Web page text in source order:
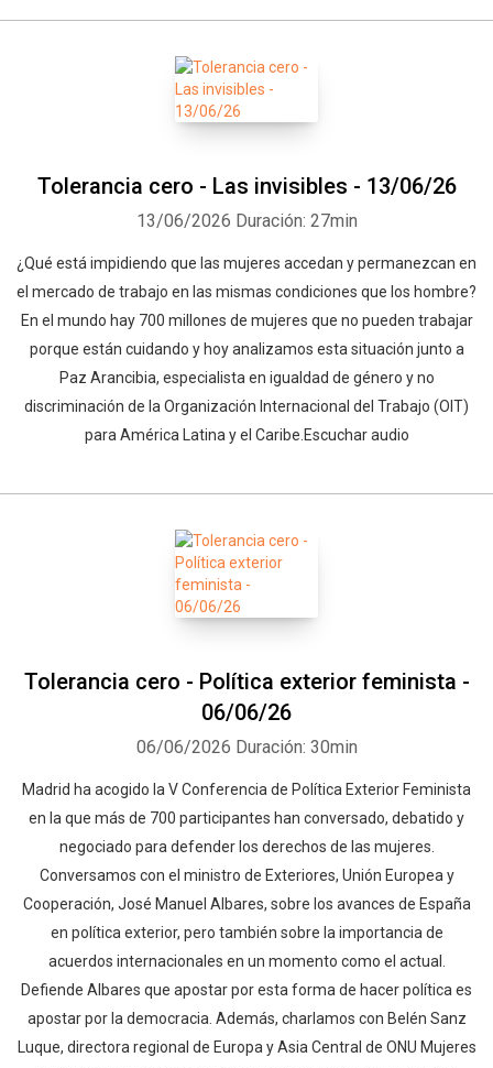
Tolerancia cero - Las invisibles - 13/06/26
13/06/2026 Duración: 27min
¿Qué está impidiendo que las mujeres accedan y permanezcan en
el mercado de trabajo en las mismas condiciones que los hombre?
En el mundo hay 700 millones de mujeres que no pueden trabajar
porque están cuidando y hoy analizamos esta situación junto a
Paz Arancibia, especialista en igualdad de género y no
discriminación de la Organización Internacional del Trabajo (OIT)
para América Latina y el Caribe.Escuchar audio
Tolerancia cero - Política exterior feminista -
06/06/26
06/06/2026 Duración: 30min
Madrid ha acogido la V Conferencia de Política Exterior Feminista
en la que más de 700 participantes han conversado, debatido y
negociado para defender los derechos de las mujeres.
Conversamos con el ministro de Exteriores, Unión Europea y
Cooperación, José Manuel Albares, sobre los avances de España
en política exterior, pero también sobre la importancia de
acuerdos internacionales en un momento como el actual.
Defiende Albares que apostar por esta forma de hacer política es
apostar por la democracia. Además, charlamos con Belén Sanz
Luque, directora regional de Europa y Asia Central de ONU Mujeres